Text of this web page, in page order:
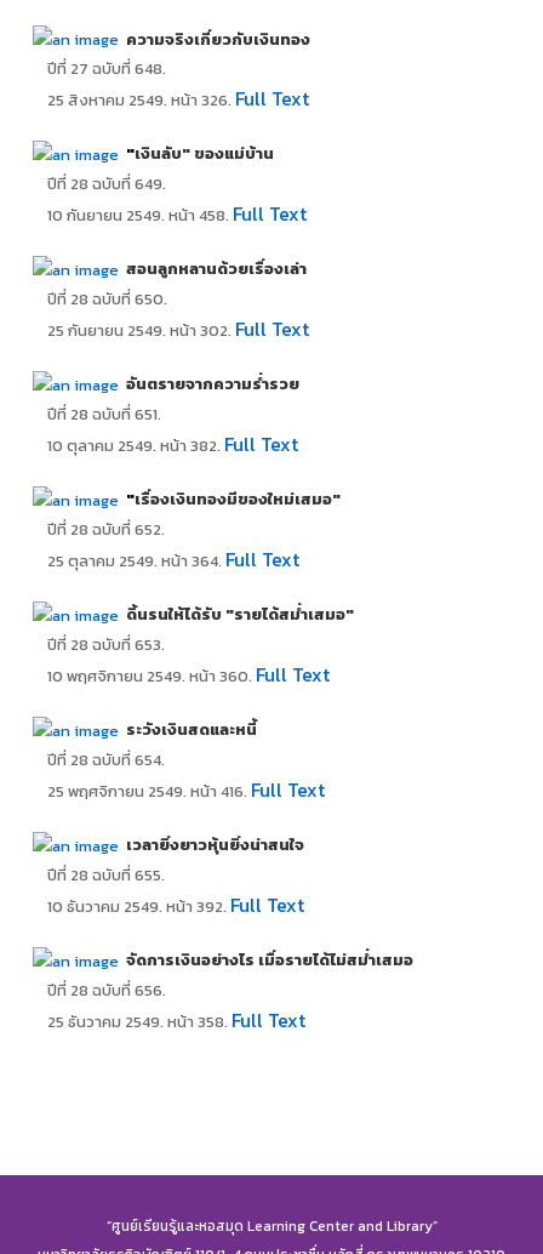
ความจริงเกี่ยวกับเงินทอง
ปีที่ 27 ฉบับที่ 648.
25 สิงหาคม 2549. หน้า 326. Full Text
"เงินลับ" ของแม่บ้าน
ปีที่ 28 ฉบับที่ 649.
10 กันยายน 2549. หน้า 458. Full Text
สอนลูกหลานด้วยเรื่องเล่า
ปีที่ 28 ฉบับที่ 650.
25 กันยายน 2549. หน้า 302. Full Text
อันตรายจากความร่ำรวย
ปีที่ 28 ฉบับที่ 651.
10 ตุลาคม 2549. หน้า 382. Full Text
"เรื่องเงินทองมีของใหม่เสมอ"
ปีที่ 28 ฉบับที่ 652.
25 ตุลาคม 2549. หน้า 364. Full Text
ดิ้นรนให้ได้รับ "รายได้สม่ำเสมอ"
ปีที่ 28 ฉบับที่ 653.
10 พฤศจิกายน 2549. หน้า 360. Full Text
ระวังเงินสดและหนี้
ปีที่ 28 ฉบับที่ 654.
25 พฤศจิกายน 2549. หน้า 416. Full Text
เวลายิ่งยาวหุ้นยิ่งน่าสนใจ
ปีที่ 28 ฉบับที่ 655.
10 ธันวาคม 2549. หน้า 392. Full Text
จัดการเงินอย่างไร เมื่อรายได้ไม่สม่ำเสมอ
ปีที่ 28 ฉบับที่ 656.
25 ธันวาคม 2549. หน้า 358. Full Text
“ศูนย์เรียนรู้และหอสมุด Learning Center and Library”